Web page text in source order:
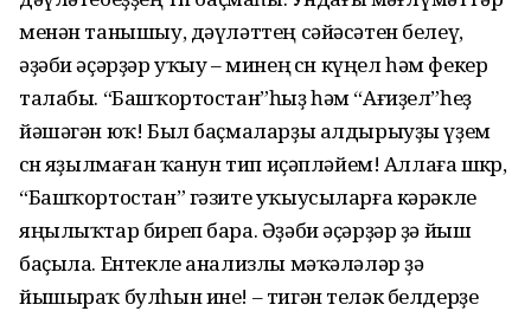
менән танышыу, дәүләттең сәйәсәтен белеү,
әҙәби әҫәрҙәр уҡыу – минең өсөн күңел һәм фекер
талабы. “Башҡортостан”һыҙ һәм “Ағиҙел”һеҙ
йәшәгән юҡ! Был баҫмаларҙы алдырыуҙы үҙем
өсөн яҙылмаған ҡанун тип иҫәпләйем! Аллаға шөкөр,
“Башҡортостан” гәзите уҡыусыларға кәрәкле
яңылыҡтар биреп бара. Әҙәби әҫәрҙәр ҙә йыш
баҫыла. Ентекле анализлы мәҡәләләр ҙә
йышыраҡ булһын ине! – тигән теләк белдерҙе